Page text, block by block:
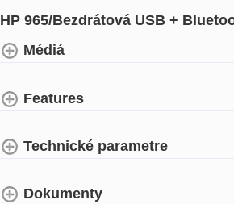
HP 965/Bezdrátová USB +
Médiá
Features
Technické parametre
Dokumenty